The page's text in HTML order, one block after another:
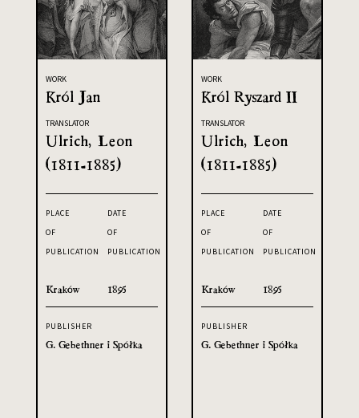
WORK
Król Jan
TRANSLATOR
Ulrich, Leon
(1811-1885)
PLACE
OF
PUBLICATION
Kraków
DATE
OF
PUBLICATION
1895
PUBLISHER
G. Gebethner i Spółka
WORK
Król Ryszard II
TRANSLATOR
Ulrich, Leon
(1811-1885)
PLACE
OF
PUBLICATION
Kraków
DATE
OF
PUBLICATION
1895
PUBLISHER
G. Gebethner i Spółka